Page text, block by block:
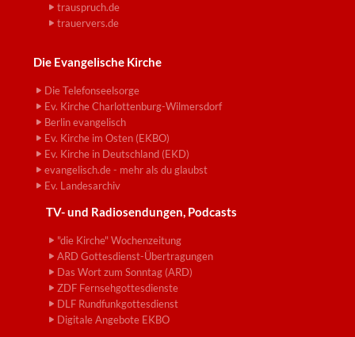
trauspruch.de
trauervers.de
Die Evangelische Kirche
Die Telefonseelsorge
Ev. Kirche Charlottenburg-Wilmersdorf
Berlin evangelisch
Ev. Kirche im Osten (EKBO)
Ev. Kirche in Deutschland (EKD)
evangelisch.de - mehr als du glaubst
Ev. Landesarchiv
TV- und Radiosendungen, Podcasts
"die Kirche" Wochenzeitung
ARD Gottesdienst-Übertragungen
Das Wort zum Sonntag (ARD)
ZDF Fernsehgottesdienste
DLF Rundfunkgottesdienst
Digitale Angebote EKBO